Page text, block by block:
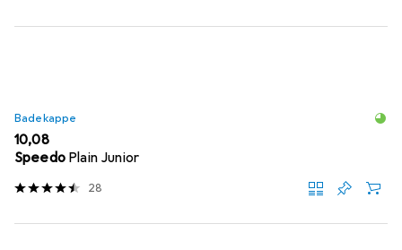
Badekappe
EUR
10,08
Speedo Plain Junior
28